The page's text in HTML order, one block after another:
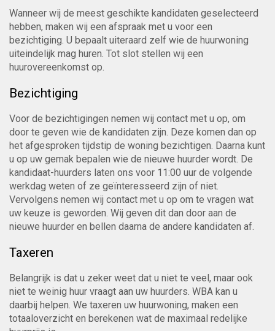
Wanneer wij de meest geschikte kandidaten geselecteerd
hebben, maken wij een afspraak met u voor een
bezichtiging. U bepaalt uiteraard zelf wie de huurwoning
uiteindelijk mag huren. Tot slot stellen wij een
huurovereenkomst op.
Bezichtiging
Voor de bezichtigingen nemen wij contact met u op, om
door te geven wie de kandidaten zijn. Deze komen dan op
het afgesproken tijdstip de woning bezichtigen. Daarna kunt
u op uw gemak bepalen wie de nieuwe huurder wordt. De
kandidaat-huurders laten ons voor 11:00 uur de volgende
werkdag weten of ze geïnteresseerd zijn of niet.
Vervolgens nemen wij contact met u op om te vragen wat
uw keuze is geworden. Wij geven dit dan door aan de
nieuwe huurder en bellen daarna de andere kandidaten af.
Taxeren
Belangrijk is dat u zeker weet dat u niet te veel, maar ook
niet te weinig huur vraagt aan uw huurders. WBA kan u
daarbij helpen. We taxeren uw huurwoning, maken een
totaaloverzicht en berekenen wat de maximaal redelijke